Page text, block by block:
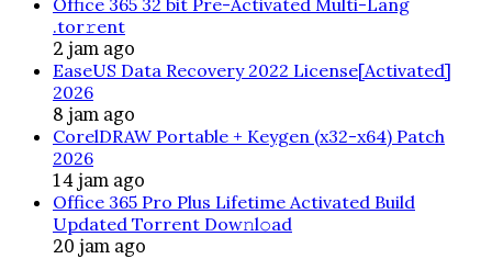
Office 365 32 bit Pre-Activated Multi-Lang
.tоr𝚛еnt
2 jam ago
EaseUS Data Recovery 2022 License[Activated]
2026
8 jam ago
CorelDRAW Portable + Keygen (x32-x64) Patch
2026
14 jam ago
Office 365 Pro Plus Lifetime Activated Build
Updated Torrent Dow𝚗l𝚘аd
20 jam ago